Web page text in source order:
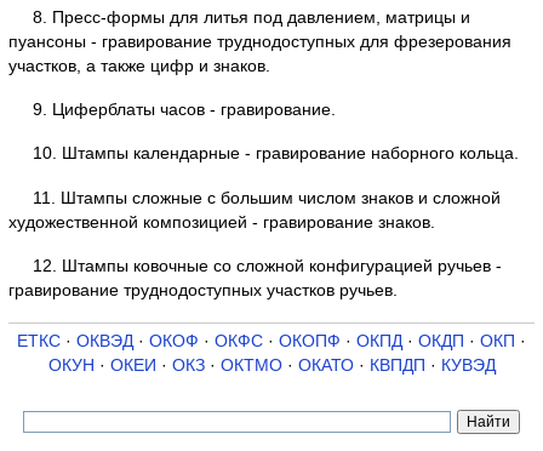
8. Пресс-формы для литья под давлением, матрицы и
пуансоны - гравирование труднодоступных для фрезерования
участков, а также цифр и знаков.
9. Циферблаты часов - гравирование.
10. Штампы календарные - гравирование наборного кольца.
11. Штампы сложные с большим числом знаков и сложной
художественной композицией - гравирование знаков.
12. Штампы ковочные со сложной конфигурацией ручьев -
гравирование труднодоступных участков ручьев.
ЕТКС · ОКВЭД · ОКОФ · ОКФС · ОКОПФ · ОКПД · ОКДП · ОКП ·
ОКУН · ОКЕИ · ОКЗ· ОКТМО· ОКАТО· КВПДП · КУВЭД